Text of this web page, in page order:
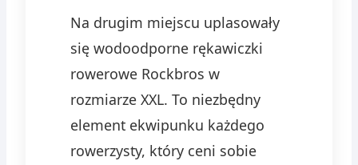
Na drugim miejscu uplasowały
się wodoodporne rękawiczki
rowerowe Rockbros w
rozmiarze XXL. To niezbędny
element ekwipunku każdego
rowerzysty, który ceni sobie